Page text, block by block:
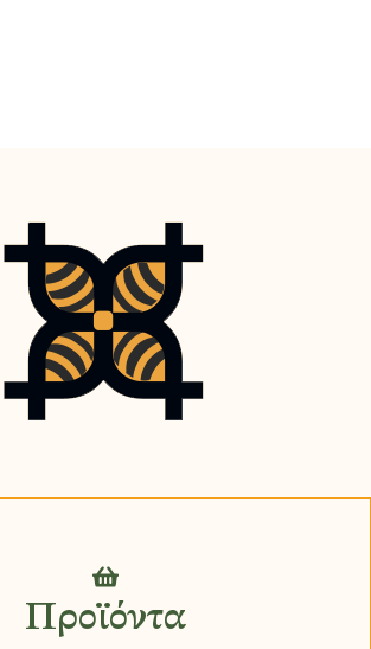
Προϊόντα